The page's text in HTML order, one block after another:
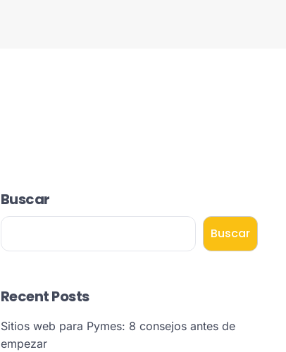
Buscar
Buscar
Recent Posts
Sitios web para Pymes: 8 consejos antes de
empezar